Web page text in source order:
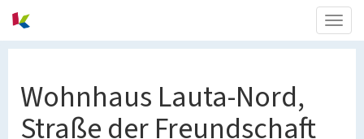
Wohnhaus Lauta-Nord,
Straße der Freundschaft